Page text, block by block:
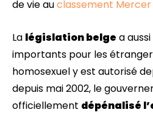
de vie auclassement Mercer
La législation belge a
importants pour les
homosexuel y est autorisé
depuis mai 2002, le
officiellement dépénalisé